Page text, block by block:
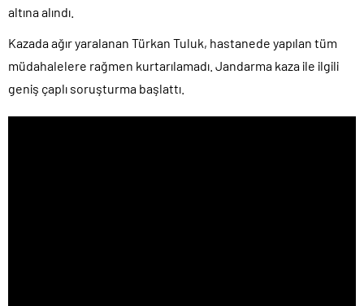
altına alındı.
Kazada ağır yaralanan Türkan Tuluk, hastanede yapılan tüm
müdahalelere rağmen kurtarılamadı. Jandarma kaza ile ilgili
geniş çaplı soruşturma başlattı.